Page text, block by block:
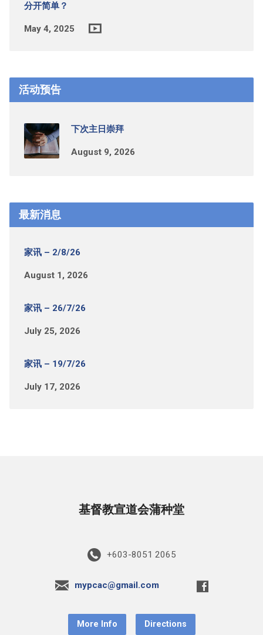
分开简单？
May 4, 2025
活动预告
下次主日崇拜
August 9, 2026
最新消息
家讯 – 2/8/26
August 1, 2026
家讯 – 26/7/26
July 25, 2026
家讯 – 19/7/26
July 17, 2026
基督教宣道会蒲种堂
+603-8051 2065
mypcac@gmail.com
More Info Directions